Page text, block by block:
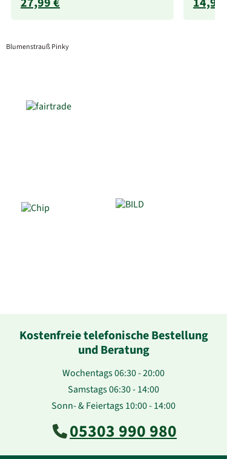
Blumenstrauß Pinky
Kostenfreie telefonische Bestellung
und Beratung
Wochentags 06:30 - 20:00
Samstags 06:30 - 14:00
Sonn- & Feiertags 10:00 - 14:00
05303 990 980